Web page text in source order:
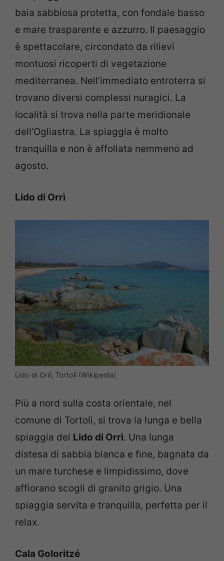
baia sabbiosa protetta, con fondale basso
e mare trasparente e azzurro. Il paesaggio
è spettacolare, circondato da rilievi
montuosi ricoperti di vegetazione
mediterranea. Nell’immediato entroterra si
trovano diversi complessi nuragici. La
località si trova nella parte meridionale
dell’Ogliastra. La spiaggia è molto
tranquilla e non è affollata nemmeno ad
agosto.
Lido di Orrì
Lido di Orrì, Tortolì (Wikipedia)
Più a nord sulla costa orientale, nel
comune di Tortolì, si trova la lunga e bella
spiaggia del Lido di Orrì. Una lunga
distesa di sabbia bianca e fine, bagnata da
un mare turchese e limpidissimo, dove
affiorano scogli di granito grigio. Una
spiaggia servita e tranquilla, perfetta per il
relax.
Cala Goloritzé